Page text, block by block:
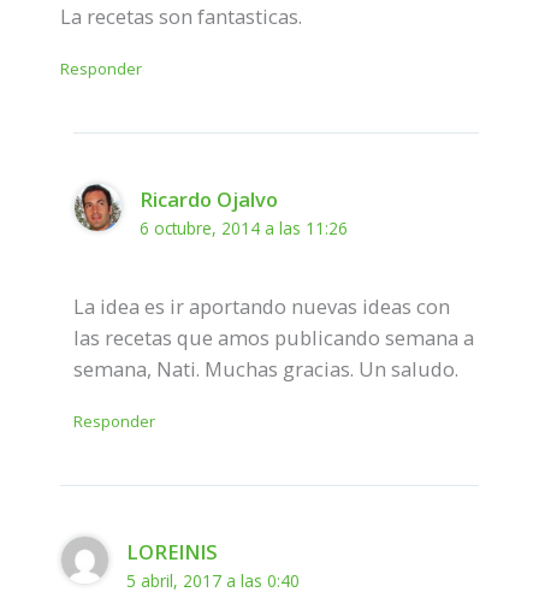
La recetas son fantasticas.
Responder
Ricardo Ojalvo
6 octubre, 2014 a las 11:26
La idea es ir aportando nuevas ideas con
las recetas que amos publicando semana a
semana, Nati. Muchas gracias. Un saludo.
Responder
LOREINIS
5 abril, 2017 a las 0:40